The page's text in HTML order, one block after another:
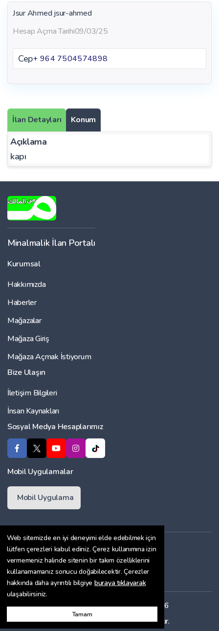
Web sitemizde en iyi deneyimi elde edebilmek için
lütfen çerezleri kabul ediniz. Çerez kullanımına izin
vermemeniz halinde sitenin bir takım özelliklerini
kullanamamanız sonucu doğabilecektir. Çerezler
hakkında daha ayrıntılı bilgiye buraya tıklayarak
ulaşabilirsiniz.
Tamam
Jsur Ahmed jsur-ahmed
Hesap Açma Tarihi09/03/25
Cep+ 964 7504574898
İlan Detayları Konum
Açıklama
kapı
Minalmalik İlan Portalı
Kurumsal
Hakkımızda
Haberler
Mağazalar
Mağaza Giriş
Mağaza Açmak İstiyorum
Bize Ulaşın
İletişim Bilgileri
İnsan Kaynakları
Sosyal Medya Hesaplarımız
Mobil Uygulamalar
Mobil Uygulama
Üyelik Sözleşmesi
Çerez Politikası
Gizlilik Sözleşmesi
Her hakkı saklıdır. Copyright © 2026
Bu siteENTRANETile hazırlanmıştır.